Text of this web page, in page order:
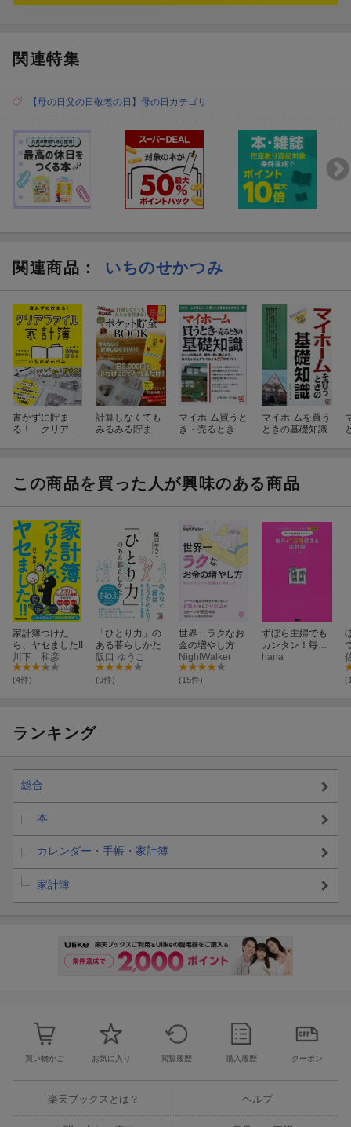
関連特集
【母の日父の日敬老の日】母の日カテゴリ
関連商品 ： いちのせかつみ
書かずに貯ま
る！ クリアフ
計算しなくても
みるみる貯ま
マイホ-ム買うと
き・売るときの
マイホ-ムを買う
ときの基礎知識
この商品を買った人が興味のある商品
家計簿つけた
ら、ヤセました!!
川下 和彦
(4件)
「ひとり力」の
ある暮らしかた
阪口 ゆうこ
(9件)
世界一ラクなお
金の増やし方
NightWalker
(15件)
ずぼら主婦でも
カンタン！毎月
＋1万円貯まる
hana
ランキング
総合
本
カレンダー・手帳・家計簿
家計簿
買い物かご お気に入り 閲覧履歴 購入履歴 クーポン
楽天ブックスとは？ ヘルプ